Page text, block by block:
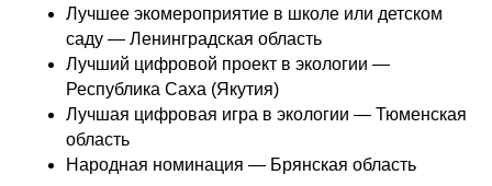
Лучшее экомероприятие в школе или детском
саду — Ленинградская область
Лучший цифровой проект в экологии —
Республика Саха (Якутия)
Лучшая цифровая игра в экологии — Тюменская
область
Народная номинация — Брянская область